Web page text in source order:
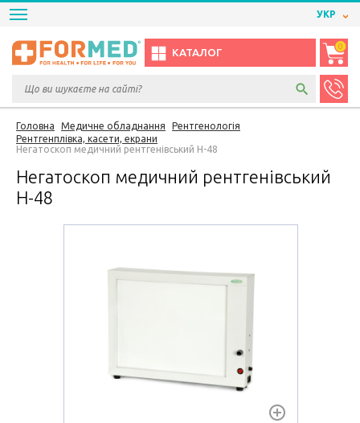
УКР
КАТАЛОГ
0
Головна Медичне обладнання
Рентгенологія
Рентгенплівка, касети, екрани
Негатоскоп медичний рентгенівський Н-48
Негатоскоп медичний рентгенівський
Н-48